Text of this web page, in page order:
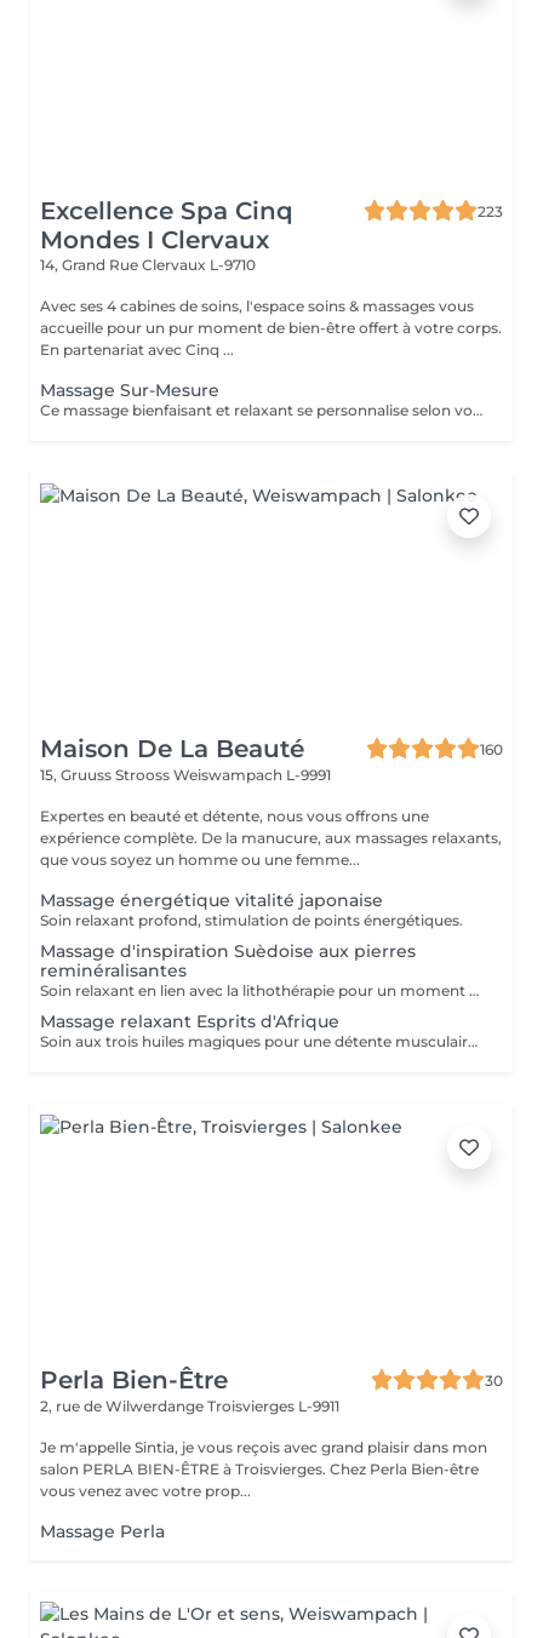
Excellence Spa Cinq
Mondes I Clervaux
223
14, Grand Rue Clervaux L-9710
Avec ses 4 cabines de soins, l'espace soins & massages vous
accueille pour un pur moment de bien-être offert à votre corps.
En partenariat avec Cinq ...
Massage Sur-Mesure
Ce massage bienfaisant et relaxant se personnalise selon vos envies, vous permettant de choisir les zones du corps que vous souhaitez détendre grâce aux mains expertes de votre praticienne. La durée de la prestation (30min ou 40min) inclut l'installation et le temps de relaxation intégré à nos soins (10min).
Maison De La Beauté
160
15, Gruuss Strooss Weiswampach L-9991
Expertes en beauté et détente, nous vous offrons une
expérience complète. De la manucure, aux massages relaxants,
que vous soyez un homme ou une femme...
Massage énergétique vitalité japonaise
Soin relaxant profond, stimulation de points énergétiques.
Massage d'inspiration Suèdoise aux pierres
reminéralisantes
Soin relaxant en lien avec la lithothérapie pour un moment de sérénité absolue
Massage relaxant Esprits d'Afrique
Soin aux trois huiles magiques pour une détente musculaire intense
Perla Bien-Être
30
2, rue de Wilwerdange Troisvierges L-9911
Je m'appelle Sintia, je vous reçois avec grand plaisir dans mon
salon PERLA BIEN-ÊTRE à Troisvierges. Chez Perla Bien-être
vous venez avec votre prop...
Massage Perla